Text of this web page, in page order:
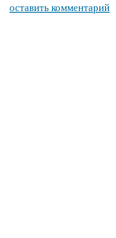
оставить комментарий